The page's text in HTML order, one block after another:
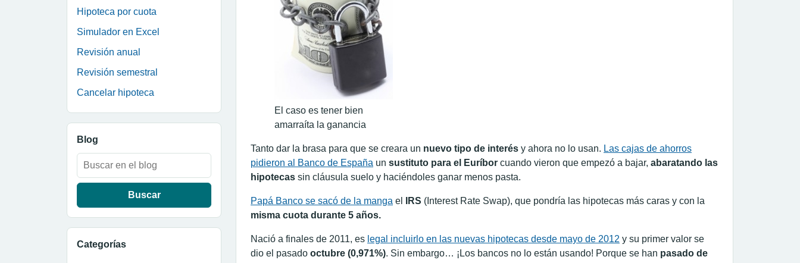
Hipoteca por cuota
Simulador en Excel
Revisión anual
Revisión semestral
Cancelar hipoteca
Blog
Buscar:
Categorías
El caso es tener bien
amarraíta la ganancia
Tanto dar la brasa para que se creara un nuevo tipo de interés y ahora no lo usan. Las cajas de ahorros
pidieron al Banco de España un sustituto para el Euríbor cuando vieron que empezó a bajar, abaratando las
hipotecas sin cláusula suelo y haciéndoles ganar menos pasta.
Papá Banco se sacó de la manga el IRS (Interest Rate Swap), que pondría las hipotecas más caras y con la
misma cuota durante 5 años.
Nació a finales de 2011, es legal incluirlo en las nuevas hipotecas desde mayo de 2012 y su primer valor se
dio el pasado octubre (0,971%). Sin embargo… ¡Los bancos no lo están usando! Porque se han pasado de